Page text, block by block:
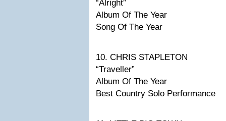
“Alright”
Album Of The Year
Song Of The Year
10. CHRIS STAPLETON
“Traveller”
Album Of The Year
Best Country Solo Performance